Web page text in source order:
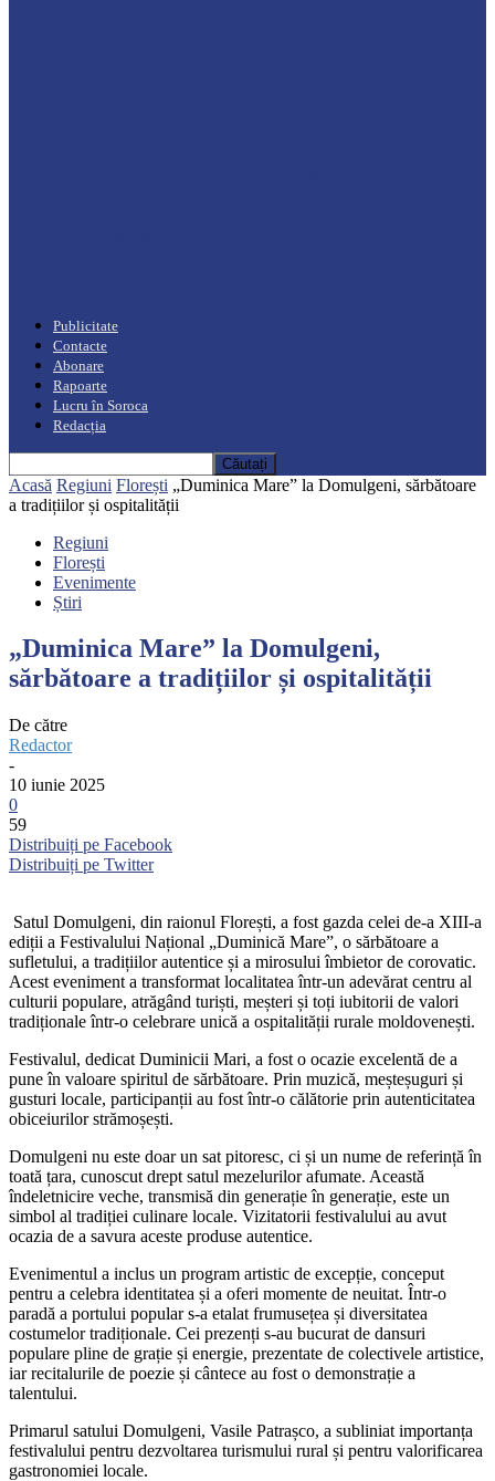
Publicitate
Contacte
Abonare
Rapoarte
Lucru în Soroca
Redacția
Acasă Regiuni Florești „Duminica Mare” la Domulgeni, sărbătoare
a tradițiilor și ospitalității
Regiuni
Florești
Evenimente
Știri
„Duminica Mare” la Domulgeni,
sărbătoare a tradițiilor și ospitalității
De către
Redactor
-
10 iunie 2025
0
59
Distribuiți pe Facebook
Distribuiți pe Twitter
Satul Domulgeni, din raionul Florești, a fost gazda celei de-a XIII-a
ediții a Festivalului Național „Duminică Mare”, o sărbătoare a
sufletului, a tradițiilor autentice și a mirosului îmbietor de corovatic.
Acest eveniment a transformat localitatea într-un adevărat centru al
culturii populare, atrăgând turiști, meșteri și toți iubitorii de valori
tradiționale într-o celebrare unică a ospitalității rurale moldovenești.
Festivalul, dedicat Duminicii Mari, a fost o ocazie excelentă de a
pune în valoare spiritul de sărbătoare. Prin muzică, meșteșuguri și
gusturi locale, participanții au fost într-o călătorie prin autenticitatea
obiceiurilor strămoșești.
Domulgeni nu este doar un sat pitoresc, ci și un nume de referință în
toată țara, cunoscut drept satul mezelurilor afumate. Această
îndeletnicire veche, transmisă din generație în generație, este un
simbol al tradiției culinare locale. Vizitatorii festivalului au avut
ocazia de a savura aceste produse autentice.
Evenimentul a inclus un program artistic de excepție, conceput
pentru a celebra identitatea și a oferi momente de neuitat. Într-o
paradă a portului popular s-a etalat frumusețea și diversitatea
costumelor tradiționale. Cei prezenți s-au bucurat de dansuri
populare pline de grație și energie, prezentate de colectivele artistice,
iar recitalurile de poezie și cântece au fost o demonstrație a
talentului.
Primarul satului Domulgeni, Vasile Patrașco, a subliniat importanța
festivalului pentru dezvoltarea turismului rural și pentru valorificarea
gastronomiei locale.